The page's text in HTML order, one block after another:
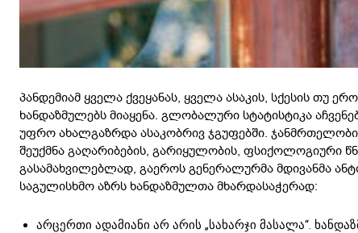
პანდემიამ ყველა ქვეყანას, ყველა ასაკის, სქესის თუ
ხანდაზმულებს მიაყენა. გლობალური სტატისტიკა
უფრო ახალგაზრდა ასაკობრივ ჯგუფებში.
შეუქმნა გაღარიბების, გარიყულობის, ფსიქოლოგიური
გასამახვილებლად, გაეროს გენერალურმა მდივანმა
საგულისხმო აზრს ხანდაზმულთა მხარდასაჭერად:
არცერთი ადამიანი არ არის „სახარჯი მასალა“.